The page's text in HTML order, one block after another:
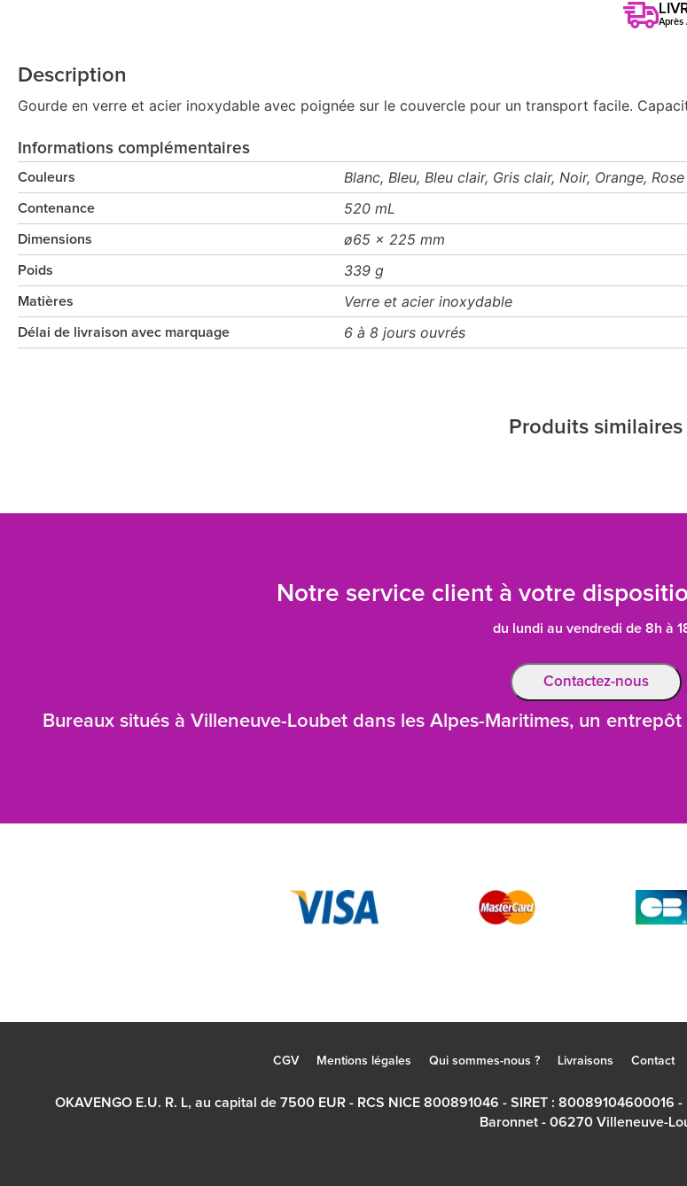
Après
Description
Gourde en verre et acier inoxydable avec poignée sur le couvercle pour un transport facile.
Informations complémentaires
Couleurs Blanc, Bleu, Bleu clair, Gris clair, Noir, Orange,
Contenance 520 mL
Dimensions ø65 x 225 mm
Poids 339 g
Matières Verre et acier inoxydable
Délai de livraison avec marquage 6 à 8 jours ouvrés
Produits similaires
Notre service client à votre
du lundi au vendredi de 8h à
Contactez-nous
Bureaux situés à Villeneuve-Loubet dans les Alpes-Maritimes, un
CGV Mentions légales Qui sommes-nous ? Livraisons Contact
OKAVENGO E.U. R. L, au capital de 7500 EUR - RCS NICE 800891046 - SIRET :
Baronnet - 06270 Villeneuve-